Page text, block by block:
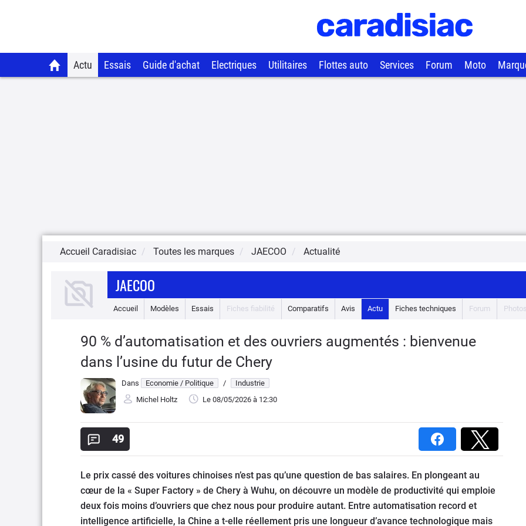
Actu Essais Guide d'achat Electriques Utilitaires Flottes auto Services Forum Moto
Accueil Caradisiac Toutes les marques JAECOO Actualité
JAECOO
Accueil Modèles Essais Fiches fiabilité Comparatifs Avis Actu Fiches techniques Forum Photos
90 % d’automatisation et des ouvriers augmentés : bienvenue
dans l’usine du futur de Chery
Dans Economie / Politique /
Industrie
Michel Holtz
Le 08/05/2026 à 12:30
49
Le prix cassé des voitures chinoises n’est pas qu’une question de bas salaires. En plongeant au
cœur de la « Super Factory » de Chery à Wuhu, on découvre un modèle de productivité qui emploie
deux fois moins d’ouvriers que chez nous pour produire autant. Entre automatisation record et
intelligence artificielle, la Chine a t-elle réellement pris une longueur d’avance technologique mais